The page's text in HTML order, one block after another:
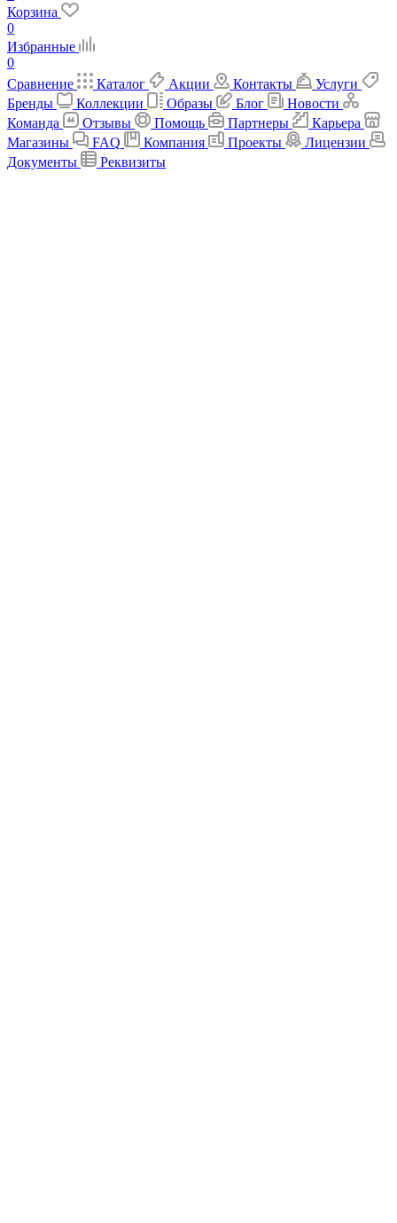
Корзина
0
Избранные
0
Сравнение
Каталог Акции Контакты
Услуги
Бренды
Коллекции Образы Блог
Новости
Команда
Отзывы Помощь Партнеры
Карьера
Магазины
FAQ Компания Проекты
Лицензии
Документы
Реквизиты